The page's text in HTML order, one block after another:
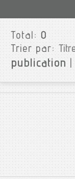
Total:0
Trier par:
publication |